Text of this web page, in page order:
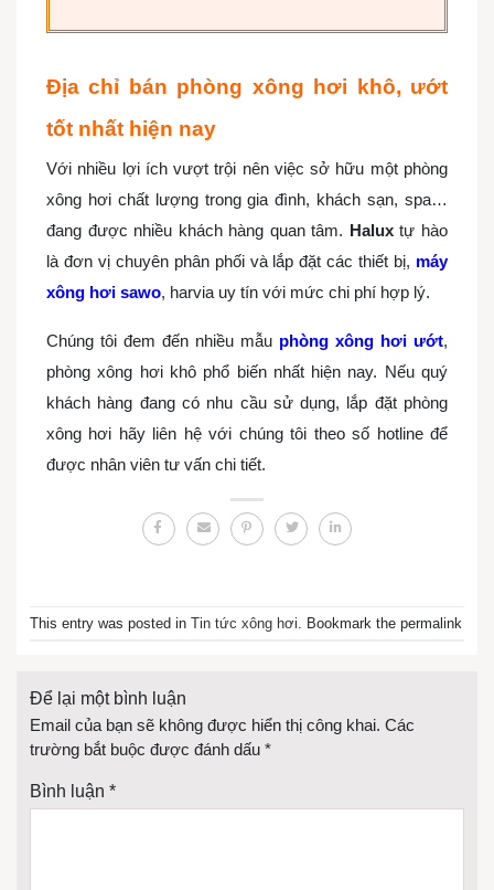
Địa chỉ bán phòng xông hơi khô, ướt
tốt nhất hiện nay
Với nhiều lợi ích vượt trội nên việc sở hữu một phòng
xông hơi chất lượng trong gia đình, khách sạn, spa…
đang được nhiều khách hàng quan tâm. Haluxtự hào
là đơn vị chuyên phân phối và lắp đặt các thiết bị, máy
xông hơi sawo, harvia uy tín với mức chi phí hợp lý.
Chúng tôi đem đến nhiều mẫu phòng xông hơi ướt,
phòng xông hơi khô phổ biến nhất hiện nay. Nếu quý
khách hàng đang có nhu cầu sử dụng, lắp đặt phòng
xông hơi hãy liên hệ với chúng tôi theo số hotline để
được nhân viên tư vấn chi tiết.
This entry was posted in Tin tức xông hơi. Bookmark the permalink
Để lại một bình luận
Email của bạn sẽ không được hiển thị công khai. Các
trường bắt buộc được đánh dấu *
Bình luận *